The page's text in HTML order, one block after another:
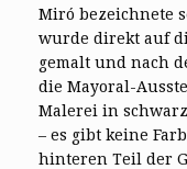
Miró bezeichnete
wurde direkt auf
gemalt und nach
die Mayoral-
Malerei in
– es gibt keine
hinteren Teil der